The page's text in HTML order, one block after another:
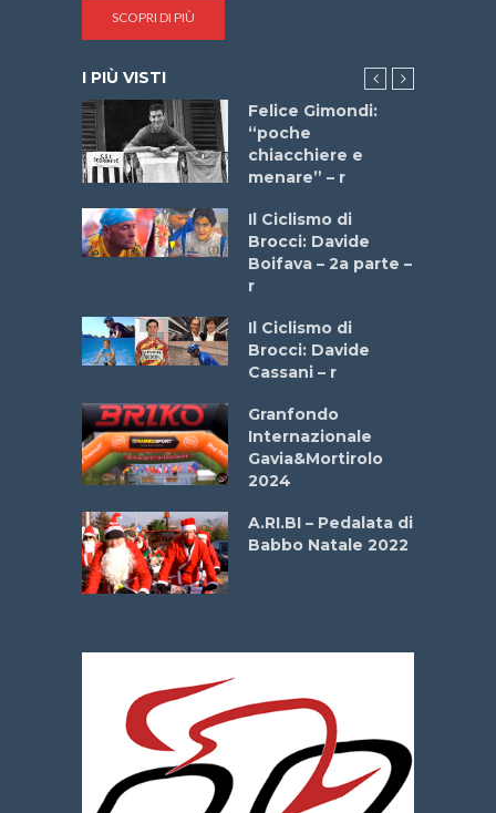
SCOPRI DI PIÙ
I PIÙ VISTI
Felice Gimondi:
“poche
chiacchiere e
menare” – r
Il Ciclismo di
Brocci: Davide
Boifava – 2a parte –
r
Il Ciclismo di
Brocci: Davide
Cassani – r
Granfondo
Internazionale
Gavia&Mortirolo
2024
A.RI.BI – Pedalata di
Babbo Natale 2022